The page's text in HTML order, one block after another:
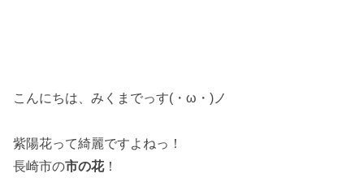
こんにちは、みくまでっす(・ω・)ノ
紫陽花って綺麗ですよねっ！
長崎市の市の花！